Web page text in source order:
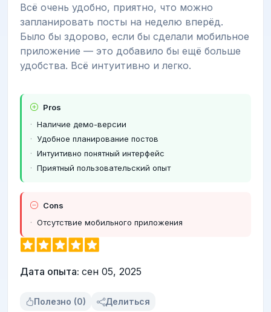
Всё очень удобно, приятно, что можно
запланировать посты на неделю вперёд.
Было бы здорово, если бы сделали мобильное
приложение — это добавило бы ещё больше
удобства. Всё интуитивно и легко.
Pros
Наличие демо-версии
Удобное планирование постов
Интуитивно понятный интерфейс
Приятный пользовательский опыт
Cons
Отсутствие мобильного приложения
Дата опыта: сен 05, 2025
Полезно (0) Делиться